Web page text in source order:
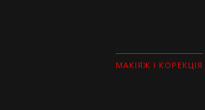
МАКІЯЖ І КОРЕКЦІЯ